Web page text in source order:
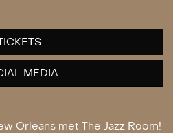
MEDIA
Orleans met The Jazz Room!